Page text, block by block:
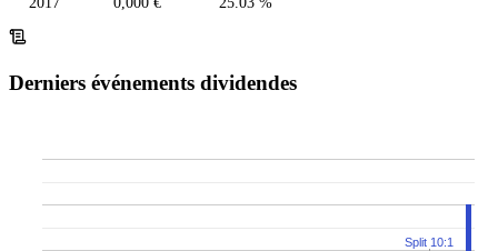
Derniers événements dividendes
Split 10:1